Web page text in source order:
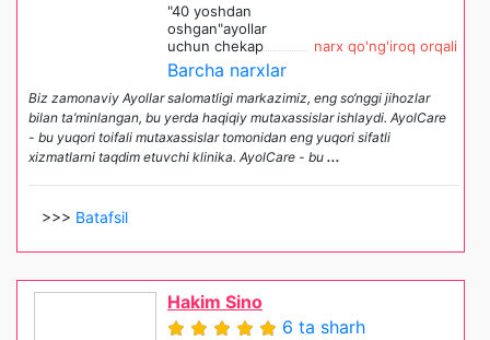
"40 yoshdan
oshgan"ayollar
uchun chekap
narx qo'ng'iroq orqali
Barcha narxlar
Biz zamonaviy Ayollar salomatligi markazimiz, eng so‘nggi jihozlar
bilan ta’minlangan, bu yerda haqiqiy mutaxassislar ishlaydi. AyolCare
- bu yuqori toifali mutaxassislar tomonidan eng yuqori sifatli
xizmatlarni taqdim etuvchi klinika. AyolCare - bu ...
>>> Batafsil
Hakim Sino
6 ta sharh